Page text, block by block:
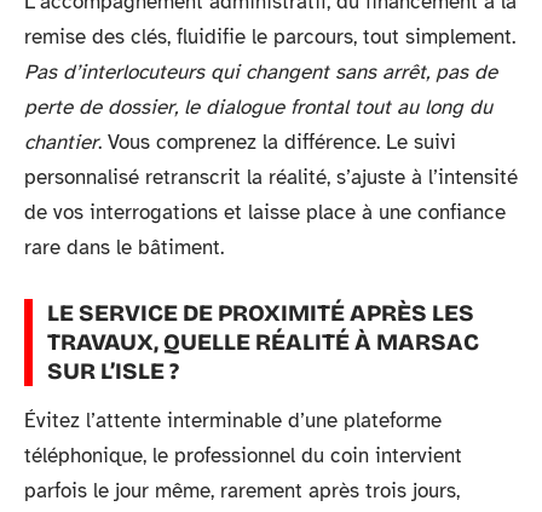
remise des clés, fluidifie le parcours, tout simplement.
Pas d’interlocuteurs qui changent sans arrêt, pas de
perte de dossier, le dialogue frontal tout au long du
chantier. Vous comprenez la différence. Le suivi
personnalisé retranscrit la réalité, s’ajuste à l’intensité
de vos interrogations et laisse place à une confiance
rare dans le bâtiment.
LE SERVICE DE PROXIMITÉ APRÈS LES
TRAVAUX, QUELLE RÉALITÉ À MARSAC
SUR L’ISLE ?
Évitez l’attente interminable d’une plateforme
téléphonique, le professionnel du coin intervient
parfois le jour même, rarement après trois jours,